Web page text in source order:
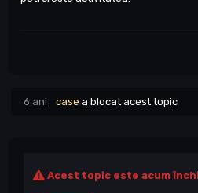
6 ani case a blocat acest topic
Acest topic este acum